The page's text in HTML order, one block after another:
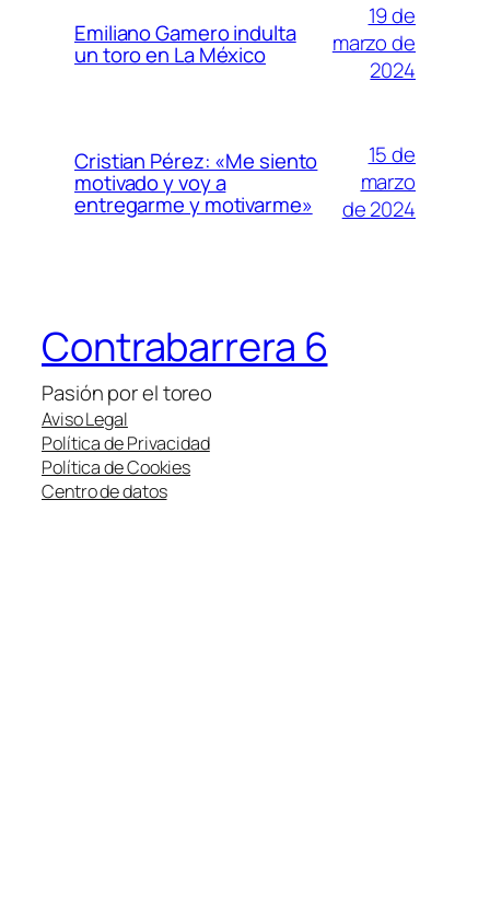
Emiliano Gamero indulta
un toro en La México
19 de
marzo de
2024
Cristian Pérez: «Me siento
motivado y voy a
entregarme y motivarme»
15 de
marzo
de 2024
Contrabarrera 6
Pasión por el toreo
Aviso Legal
Política de Privacidad
Política de Cookies
Centro de datos